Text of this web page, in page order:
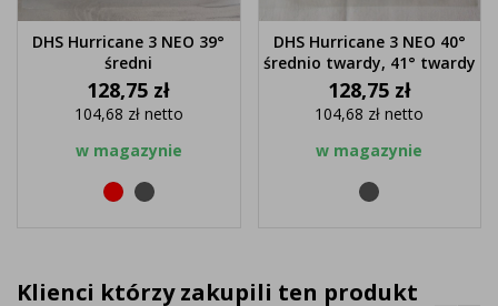
DHS Hurricane 3 NEO 39°
średni
Cena
128,75 zł
104,68 zł netto
w magazynie
Czerwony
Czarny
DHS Hurricane 3 NEO 40°
średnio twardy, 41° twardy
Cena
128,75 zł
104,68 złnetto
w magazynie
Czarny
Klienci którzy zakupili ten produkt